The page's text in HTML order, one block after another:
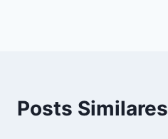
Posts Similares